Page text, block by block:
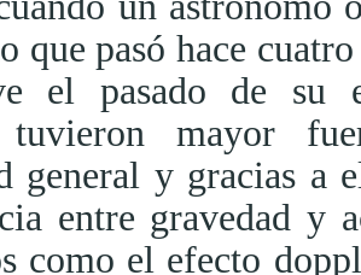
que pasó hace
el pasado de su
tuvieron mayor
general y gracias a
entre gravedad y
como el efecto